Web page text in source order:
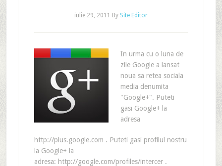
iulie 29, 2011 By Site Editor
In urma cu o luna de
zile Google a lansat
noua sa retea sociala
media denumita
"Google+". Puteti
gasi Google+ la
adresa
http://plus.google.com . Puteti gasi profilul nostru
la Google+ la
adresa: http://google.com/profiles/intercer .